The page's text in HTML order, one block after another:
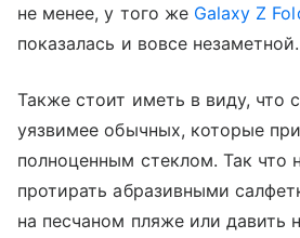
не менее, у того же Galaxy Z
показалась и вовсе незаметной.
Также стоит иметь в виду, что
уязвимее обычных, которые
полноценным стеклом. Так что
протирать абразивными
на песчаном пляже или давить